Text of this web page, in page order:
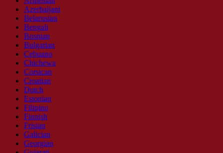
Azerbaijani
Belarusian
Bengali
Bosnian
Bulgarian
Cebuano
Chichewa
Corsican
Croatian
Dutch
Estonian
Filipino
Finnish
Frisian
Galician
Georgian